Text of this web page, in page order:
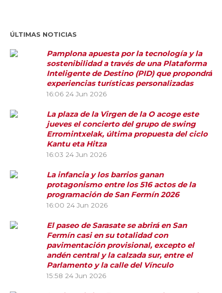
ÚLTIMAS NOTICIAS
Pamplona apuesta por la tecnología y la
sostenibilidad a través de una Plataforma
Inteligente de Destino (PID) que propondrá
experiencias turísticas personalizadas
16:06 24 Jun 2026
La plaza de la Virgen de la O acoge este
jueves el concierto del grupo de swing
Erromintxelak, última propuesta del ciclo
Kantu eta Hitza
16:03 24 Jun 2026
La infancia y los barrios ganan
protagonismo entre los 516 actos de la
programación de San Fermín 2026
16:00 24 Jun 2026
El paseo de Sarasate se abrirá en San
Fermín casi en su totalidad con
pavimentación provisional, excepto el
andén central y la calzada sur, entre el
Parlamento y la calle del Vínculo
15:58 24 Jun 2026